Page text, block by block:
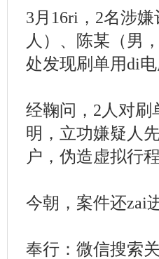
3月16ri，2名涉
人）、陈某（男
处发现刷单用di电
经鞠问，2人对刷
明，立功嫌疑人
户，伪造虚拟行
今朝，案件还zai
奉行：微信搜索